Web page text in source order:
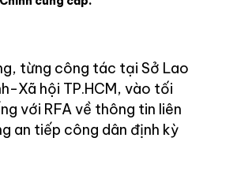
từng công tác tại Sở Lao
Xã hội TP.HCM, vào tối
với RFA về thông tin liên
an tiếp công dân định kỳ